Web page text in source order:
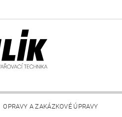
OPRAVY A ZAKÁZKOVÉ ÚPRAVY